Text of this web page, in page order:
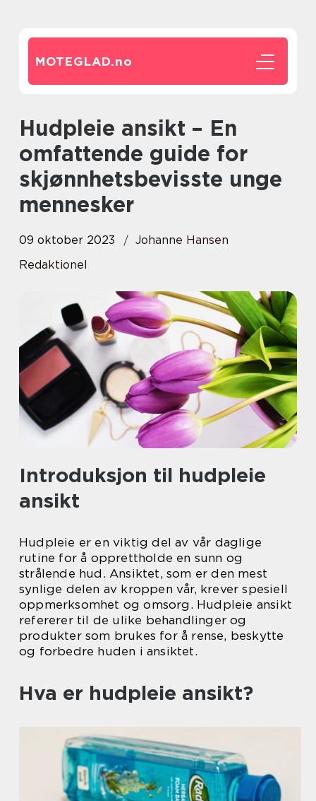
MOTEGLAD.no
Hudpleie ansikt – En
omfattende guide for
skjønnhetsbevisste unge
mennesker
09 oktober 2023
Johanne Hansen
Redaktionel
Introduksjon til hudpleie
ansikt
Hudpleie er en viktig del av vår daglige
rutine for å opprettholde en sunn og
strålende hud. Ansiktet, som er den mest
synlige delen av kroppen vår, krever spesiell
oppmerksomhet og omsorg. Hudpleie ansikt
refererer til de ulike behandlinger og
produkter som brukes for å rense, beskytte
og forbedre huden i ansiktet.
Hva er hudpleie ansikt?